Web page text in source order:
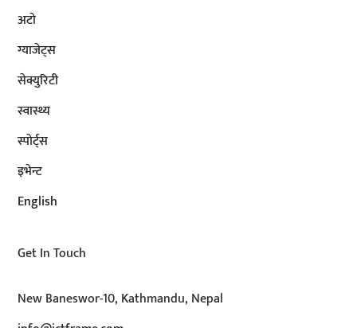
अटाे
ग्याजेट्स
सेक्युरिटी
स्वास्थ्य
स्पोर्ट्स
इभेन्ट
English
Get In Touch
New Baneswor-10, Kathmandu, Nepal